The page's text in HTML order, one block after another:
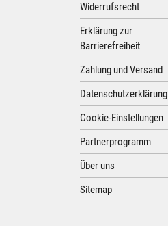
Widerrufsrecht
Erklärung zur
Barrierefreiheit
Zahlung und Versand
Datenschutzerklärung
Cookie-Einstellungen
Partnerprogramm
Über uns
Sitemap